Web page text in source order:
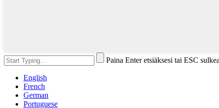
Paina Enter etsiäksesi tai ESC
English
French
German
Portuguese